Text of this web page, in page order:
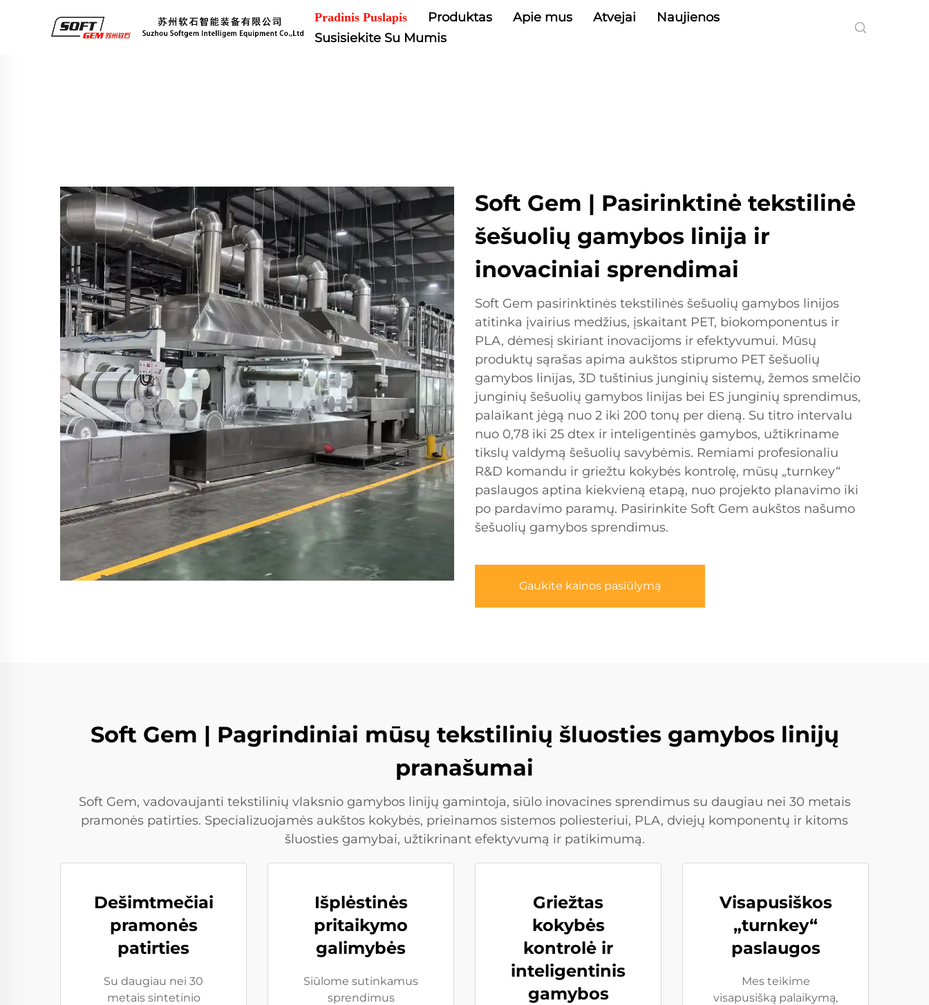
Pradinis Puslapis Produktas Apie mus Atvejai
Naujienos
Susisiekite Su Mumis
Soft Gem | Pasirinktinė tekstilinė
šešuolių gamybos linija ir
inovaciniai sprendimai
Soft Gem pasirinktinės tekstilinės šešuolių gamybos linijos
atitinka įvairius medžius, įskaitant PET, biokomponentus ir
PLA, dėmesį skiriant inovacijoms ir efektyvumui. Mūsų
produktų sąrašas apima aukštos stiprumo PET šešuolių
gamybos linijas, 3D tuštinius junginių sistemų, žemos smelčio
junginių šešuolių gamybos linijas bei ES junginių sprendimus,
palaikant jėgą nuo 2 iki 200 tonų per dieną. Su titro intervalu
nuo 0,78 iki 25 dtex ir inteligentinės gamybos, užtikriname
tikslų valdymą šešuolių savybėmis. Remiami profesionaliu
R&D komandu ir griežtu kokybės kontrolę, mūsų „turnkey“
paslaugos aptina kiekvieną etapą, nuo projekto planavimo iki
po pardavimo paramų. Pasirinkite Soft Gem aukštos našumo
šešuolių gamybos sprendimus.
Gaukite kainos pasiūlymą
Soft Gem | Pagrindiniai mūsų tekstilinių šluosties gamybos linijų
pranašumai
Soft Gem, vadovaujanti tekstilinių vlaksnio gamybos linijų gamintoja, siūlo inovacines sprendimus su daugiau nei 30 metais
pramonės patirties. Specializuojamės aukštos kokybės, prieinamos sistemos poliesteriui, PLA, dviejų komponentų ir kitoms
šluosties gamybai, užtikrinant efektyvumą ir patikimumą.
Dešimtmečiai
pramonės
patirties
Su daugiau nei 30
metais sintetinio
Išplėstinės
pritaikymo
galimybės
Siūlome sutinkamus
sprendimus
Griežtas
kokybės
kontrolė ir
inteligentinis
gamybos
Visapusiškos
„turnkey“
paslaugos
Mes teikime
visapusišką palaikymą,